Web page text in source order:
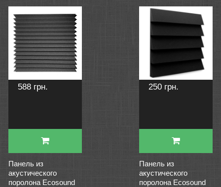
588 грн.
Панель из
акустического
поролона Ecosound
250 грн.
Панель из
акустического
поролона Ecosound